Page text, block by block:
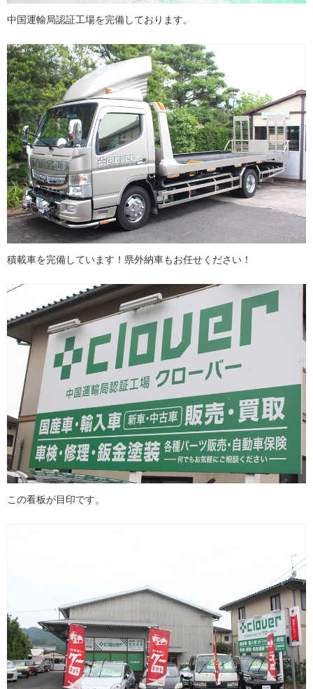
中国運輸局認証工場を完備しております。
積載車を完備しています！県外納車もお任せください！
この看板が目印です。